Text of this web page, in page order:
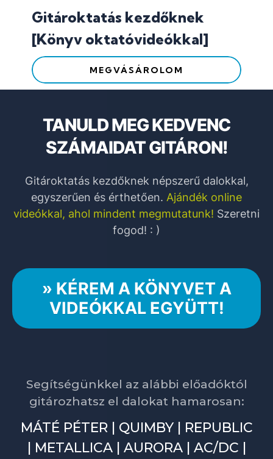
Gitároktatás kezdőknek
[Könyv oktatóvideókkal]
MEGVÁSÁROLOM
TANULD MEG KEDVENC
SZÁMAIDAT GITÁRON!
Gitároktatás kezdőknek népszerű dalokkal,
egyszerűen és érthetően. Ajándék online
videókkal, ahol mindent megmutatunk! Szeretni
fogod! : )
» KÉREM A KÖNYVET A
VIDEÓKKAL EGYÜTT!
Segítségünkkel az alábbi előadóktól
gitározhatsz el dalokat hamarosan:
MÁTÉ PÉTER | QUIMBY | REPUBLIC
| METALLICA | AURORA | AC/DC |